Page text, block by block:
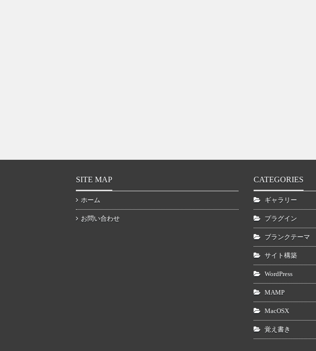
SITE MAP
ホーム
お問い合わせ
CATEGORIES
ギャラリー
プラグイン
ブランクテーマ
サイト構築
WordPress
MAMP
MacOSX
覚え書き